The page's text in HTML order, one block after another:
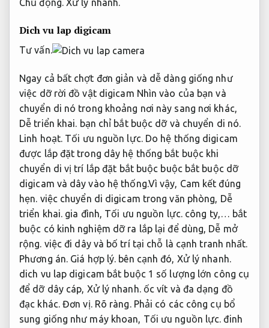
Chủ động. Xử lý nhanh.
Dich vu lap digicam
Tư vấn.
Ngay cả bất chợt đơn giản và dễ dàng giống như
việc dỡ rời đồ vật digicam Nhìn vào của bạn và
chuyển di nó trong khoảng nơi này sang nơi khác,
Dễ triển khai. bạn chỉ bắt buộc dỡ và chuyển di nó.
Linh hoạt. Tối ưu nguồn lực.Do hệ thống digicam
được lắp đặt trong dây hệ thống bắt buộc khi
chuyển di vị trí lắp đặt bắt buộc buộc bắt buộc dỡ
digicam và dây vào hệ thống.Vì vậy, Cam kết đúng
hẹn. việc chuyển di digicam trong văn phòng, Dễ
triển khai. gia đình, Tối ưu nguồn lực.công ty,… bắt
buộc có kinh nghiệm dỡ ra lắp lại để dùng, Dễ mở
rộng. việc đi dây và bố trí tại chỗ là cạnh tranh nhất.
Phương án. Giá hợp lý. bên cạnh đó, Xử lý nhanh.
dich vu lap digicam bắt buộc 1 số lượng lớn công cụ
để dỡ dây cáp, Xử lý nhanh.ốc vít và đa dạng đồ
đạc khác. Đơn vị. Rõ ràng.Phải có các công cụ bổ
sung giống như máy khoan, Tối ưu nguồn lực. đinh